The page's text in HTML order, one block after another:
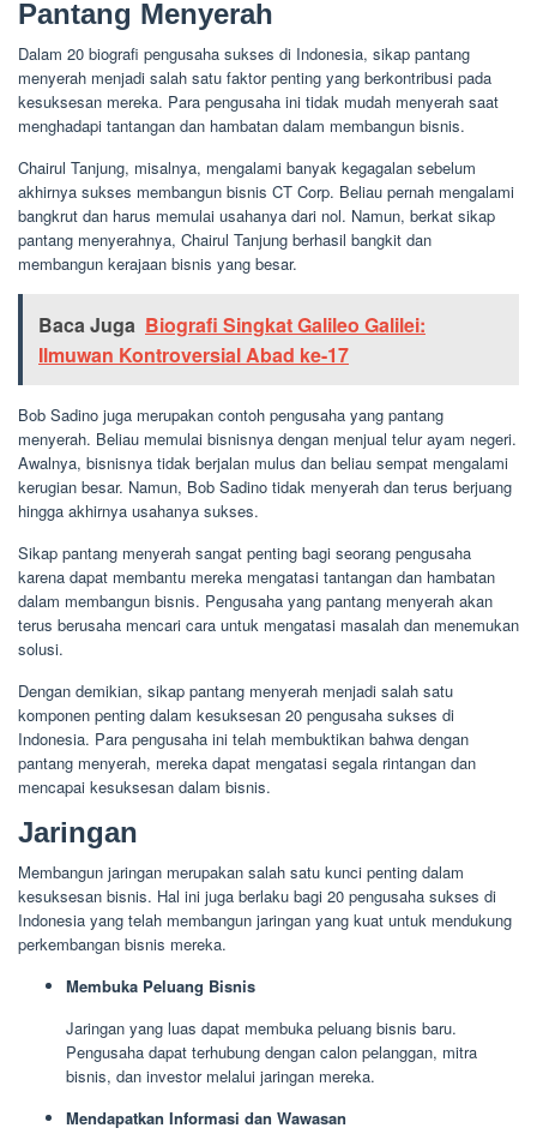
Pantang Menyerah
Dalam 20 biografi pengusaha sukses di Indonesia, sikap pantang
menyerah menjadi salah satu faktor penting yang berkontribusi pada
kesuksesan mereka. Para pengusaha ini tidak mudah menyerah saat
menghadapi tantangan dan hambatan dalam membangun bisnis.
Chairul Tanjung, misalnya, mengalami banyak kegagalan sebelum
akhirnya sukses membangun bisnis CT Corp. Beliau pernah mengalami
bangkrut dan harus memulai usahanya dari nol. Namun, berkat sikap
pantang menyerahnya, Chairul Tanjung berhasil bangkit dan
membangun kerajaan bisnis yang besar.
Baca Juga Biografi Singkat Galileo Galilei:
Ilmuwan Kontroversial Abad ke-17
Bob Sadino juga merupakan contoh pengusaha yang pantang
menyerah. Beliau memulai bisnisnya dengan menjual telur ayam negeri.
Awalnya, bisnisnya tidak berjalan mulus dan beliau sempat mengalami
kerugian besar. Namun, Bob Sadino tidak menyerah dan terus berjuang
hingga akhirnya usahanya sukses.
Sikap pantang menyerah sangat penting bagi seorang pengusaha
karena dapat membantu mereka mengatasi tantangan dan hambatan
dalam membangun bisnis. Pengusaha yang pantang menyerah akan
terus berusaha mencari cara untuk mengatasi masalah dan menemukan
solusi.
Dengan demikian, sikap pantang menyerah menjadi salah satu
komponen penting dalam kesuksesan 20 pengusaha sukses di
Indonesia. Para pengusaha ini telah membuktikan bahwa dengan
pantang menyerah, mereka dapat mengatasi segala rintangan dan
mencapai kesuksesan dalam bisnis.
Jaringan
Membangun jaringan merupakan salah satu kunci penting dalam
kesuksesan bisnis. Hal ini juga berlaku bagi 20 pengusaha sukses di
Indonesia yang telah membangun jaringan yang kuat untuk mendukung
perkembangan bisnis mereka.
Membuka Peluang Bisnis
Jaringan yang luas dapat membuka peluang bisnis baru.
Pengusaha dapat terhubung dengan calon pelanggan, mitra
bisnis, dan investor melalui jaringan mereka.
Mendapatkan Informasi dan Wawasan